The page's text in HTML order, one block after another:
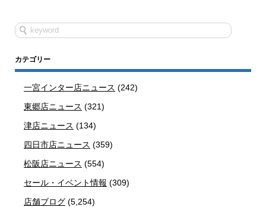
カテゴリー
一宮インター店ニュース (242)
東郷店ニュース (321)
津店ニュース (134)
四日市店ニュース (359)
松阪店ニュース (554)
セール・イベント情報 (309)
店舗ブログ (5,254)